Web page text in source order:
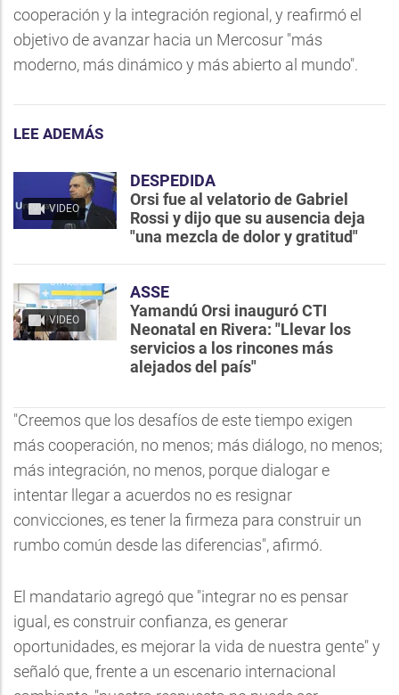
cooperación y la integración regional, y reafirmó el
objetivo de avanzar hacia un Mercosur "más
moderno, más dinámico y más abierto al mundo".
LEE ADEMÁS
VIDEO
DESPEDIDA
Orsi fue al velatorio de Gabriel
Rossi y dijo que su ausencia deja
"una mezcla de dolor y gratitud"
VIDEO
ASSE
Yamandú Orsi inauguró CTI
Neonatal en Rivera: "Llevar los
servicios a los rincones más
alejados del país"
"Creemos que los desafíos de este tiempo exigen
más cooperación, no menos; más diálogo, no menos;
más integración, no menos, porque dialogar e
intentar llegar a acuerdos no es resignar
convicciones, es tener la firmeza para construir un
rumbo común desde las diferencias", afirmó.
El mandatario agregó que "integrar no es pensar
igual, es construir confianza, es generar
oportunidades, es mejorar la vida de nuestra gente" y
señaló que, frente a un escenario internacional